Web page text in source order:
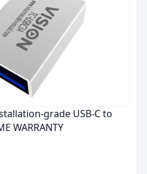
grade USB-C to
WARRANTY